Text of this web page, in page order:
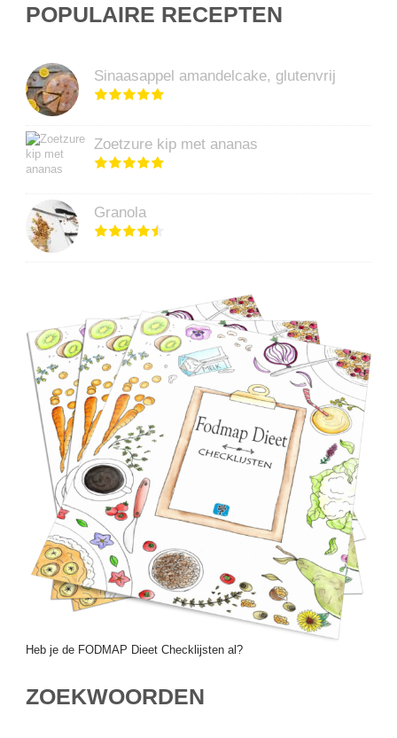
POPULAIRE RECEPTEN
Sinaasappel amandelcake, glutenvrij
Zoetzure kip met ananas
Granola
Heb je de FODMAP Dieet Checklijsten al?
ZOEKWOORDEN